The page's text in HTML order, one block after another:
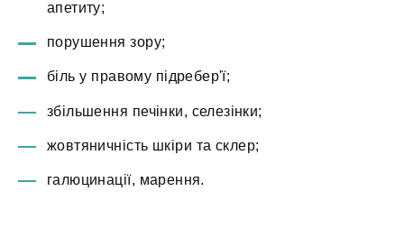
апетиту;
порушення зору;
біль у правому підребер'ї;
збільшення печінки, селезінки;
жовтяничність шкіри та склер;
галюцинації, марення.